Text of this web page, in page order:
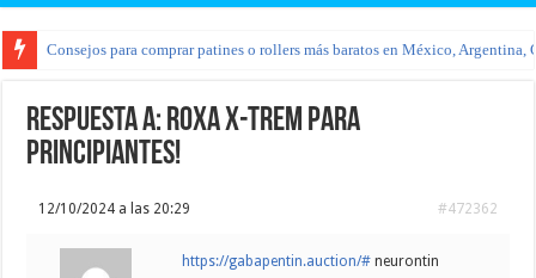
Consejos para comprar patines o rollers más baratos en México, Argentina,
Respuesta a: Roxa x-trem para
principiantes!
12/10/2024 a las 20:29 #472362
https://gabapentin.auction/# neurontin